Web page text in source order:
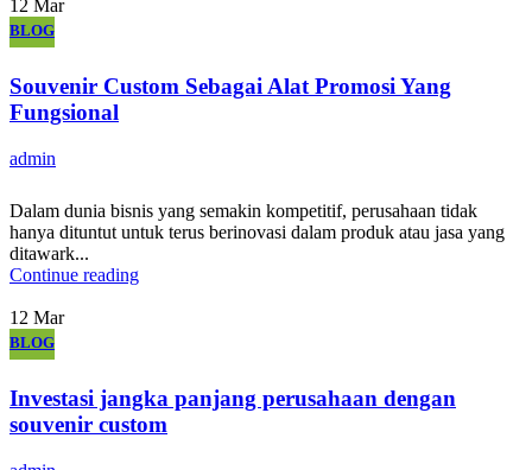
12 Mar
BLOG
Souvenir Custom Sebagai Alat Promosi Yang
Fungsional
admin
Dalam dunia bisnis yang semakin kompetitif, perusahaan tidak
hanya dituntut untuk terus berinovasi dalam produk atau jasa yang
ditawark...
Continue reading
12 Mar
BLOG
Investasi jangka panjang perusahaan dengan
souvenir custom